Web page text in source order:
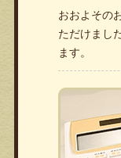
おおよその
ただけまし
ます。